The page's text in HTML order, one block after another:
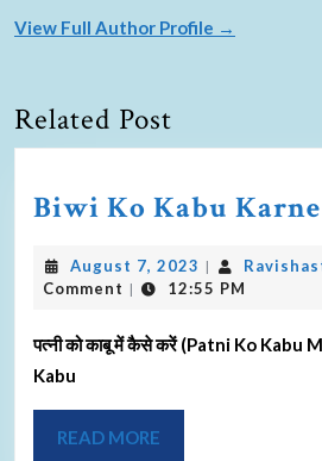
View Full Author Profile →
Related Post
Biwi Ko Kabu
August 7, 2023 |
Comment | 12:55 PM
पत्नी को काबू में कैसे करें (Patni Ko Kabu Me Kaise Kare, Biwi Ko
Kabu
READ MORE